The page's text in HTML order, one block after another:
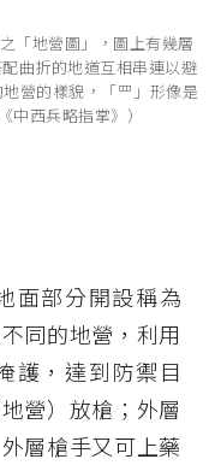
「地營圖」，圖上有幾層
曲折的地道互相串連以避
營的樣貌，「罒」形像是
西兵略指掌》）
面部分開設稱為
同的地營，利用
護，達到防禦目
營）放槍；外層
層槍手又可上藥